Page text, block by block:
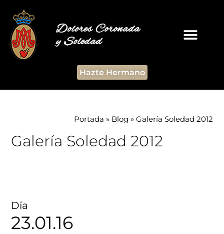
Dolores Coronada
y Soledad
Hazte Hermano
Portada » Blog » Galería Soledad 2012
Galería Soledad 2012
Día
23.01.16